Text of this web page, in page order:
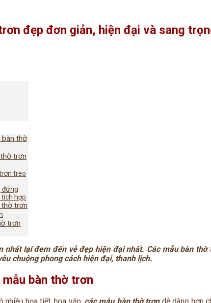
đẹp đơn giản, hiện đại và sang
bàn thờ
trơn
treo
đứng
tích hợp
thờ trơn
trơn
nhất lại đem đến vẻ đẹp hiện đại nhất. Các mẫu bàn
chuộng phong cách hiện đại, thanh lịch.
bàn thờ trơn
nhiều họa tiết, hoa văn, các mẫu bàn thờ trơndễ dàng hơn